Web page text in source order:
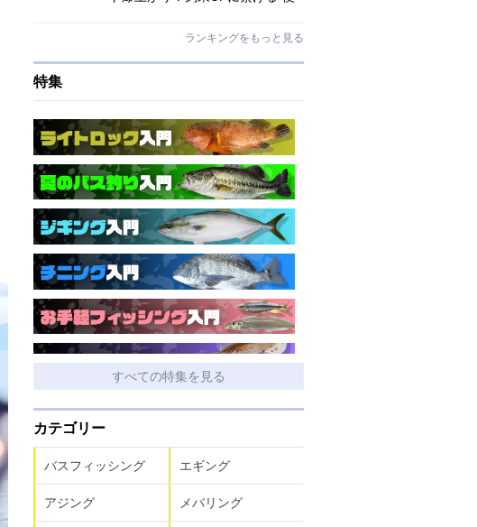
ランキングをもっと見る
特集
すべての特集を見る
カテゴリー
バスフィッシング エギング
アジング メバリング